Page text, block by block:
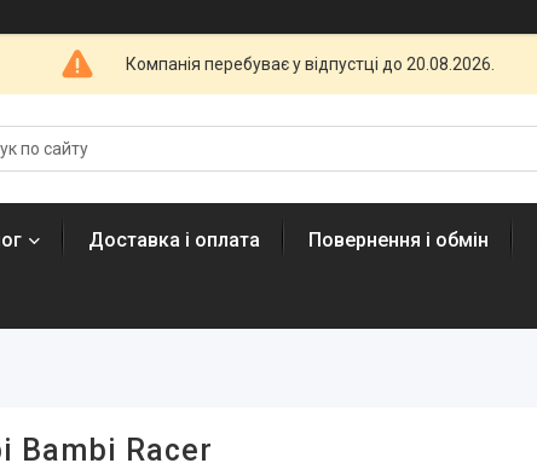
Компанія перебуває у відпустці до 20.08.2026.
Доставка і оплата Повернення і обмін
Bambi Racer